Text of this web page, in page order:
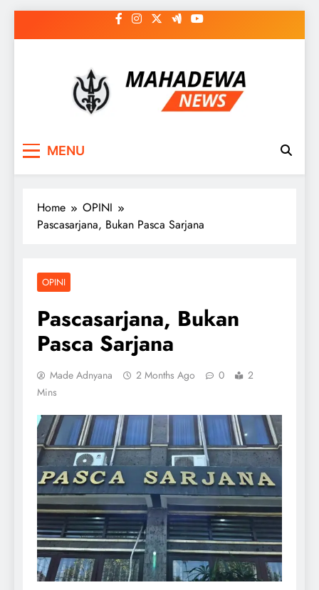
to
MAHADEWA NEWS
MENU
Home
OPINI
Pascasarjana, Bukan Pasca Sarjana
OPINI
Pascasarjana, Bukan
Pasca Sarjana
Made Adnyana 2 Months Ago 0
2
Mins